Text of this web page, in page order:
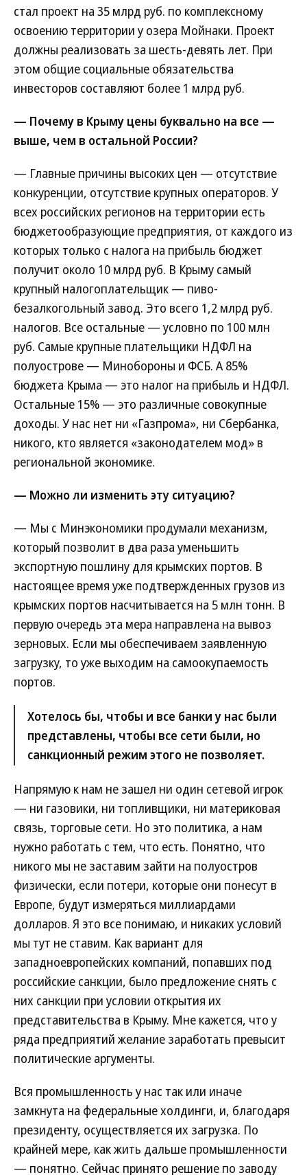
стал проект на 35 млрд руб. по комплексному
освоению территории у озера Мойнаки. Проект
должны реализовать за шесть-девять лет. При
этом общие социальные обязательства
инвесторов составляют более 1 млрд руб.
— Почему в Крыму цены буквально на все —
выше, чем в остальной России?
— Главные причины высоких цен — отсутствие
конкуренции, отсутствие крупных операторов. У
всех российских регионов на территории есть
бюджетообразующие предприятия, от каждого из
которых только с налога на прибыль бюджет
получит около 10 млрд руб. В Крыму самый
крупный налогоплательщик — пиво-
безалкогольный завод. Это всего 1,2 млрд руб.
налогов. Все остальные — условно по 100 млн
руб. Самые крупные плательщики НДФЛ на
полуострове — Минобороны и ФСБ. А 85%
бюджета Крыма — это налог на прибыль и НДФЛ.
Остальные 15% — это различные совокупные
доходы. У нас нет ни «Газпрома», ни Сбербанка,
никого, кто является «законодателем мод» в
региональной экономике.
— Можно ли изменить эту ситуацию?
— Мы с Минэкономики продумали механизм,
который позволит в два раза уменьшить
экспортную пошлину для крымских портов. В
настоящее время уже подтвержденных грузов из
крымских портов насчитывается на 5 млн тонн. В
первую очередь эта мера направлена на вывоз
зерновых. Если мы обеспечиваем заявленную
загрузку, то уже выходим на самоокупаемость
портов.
Хотелось бы, чтобы и все банки у нас были
представлены, чтобы все сети были, но
санкционный режим этого не позволяет.
Напрямую к нам не зашел ни один сетевой игрок
— ни газовики, ни топливщики, ни материковая
связь, торговые сети. Но это политика, а нам
нужно работать с тем, что есть. Понятно, что
никого мы не заставим зайти на полуостров
физически, если потери, которые они понесут в
Европе, будут измеряться миллиардами
долларов. Я это все понимаю, и никаких условий
мы тут не ставим. Как вариант для
западноевропейских компаний, попавших под
российские санкции, было предложение снять с
них санкции при условии открытия их
представительства в Крыму. Мне кажется, что у
ряда предприятий желание заработать превысит
политические аргументы.
Вся промышленность у нас так или иначе
замкнута на федеральные холдинги, и, благодаря
президенту, осуществляется их загрузка. По
крайней мере, как жить дальше промышленности
— понятно. Сейчас принято решение по заводу